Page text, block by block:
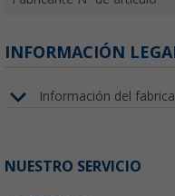
INFORMACIÓN
Información del
NUESTRO SERVICIO